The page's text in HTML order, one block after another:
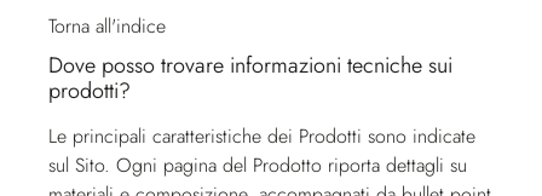
Torna all'indice
Dove posso trovare informazioni tecniche sui
prodotti?
Le principali caratteristiche dei Prodotti sono indicate
sul Sito. Ogni pagina del Prodotto riporta dettagli su